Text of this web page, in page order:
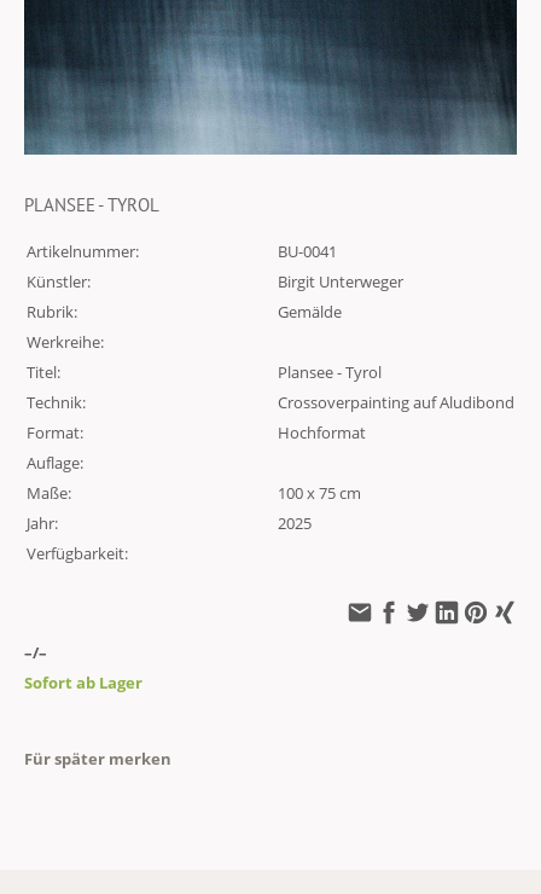
PLANSEE - TYROL
Artikelnummer:
BU-0041
Künstler:
Birgit Unterweger
Rubrik:
Gemälde
Werkreihe:
Titel:
Plansee - Tyrol
Technik:
Crossoverpainting auf Aludibond
Format:
Hochformat
Auflage:
Maße:
100 x 75 cm
Jahr:
2025
Verfügbarkeit:
–/–
Sofort ab Lager
Für später merken